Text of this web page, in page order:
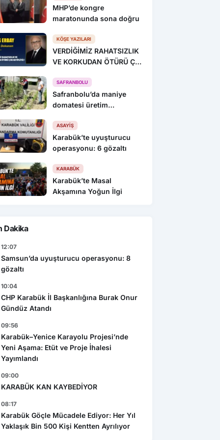
MHP’de kongre
maratonunda sona doğru
KÖŞE YAZILARI
VERDİĞİMİZ RAHATSIZLIK
VE KORKUDAN ÖTÜRÜ ÇOK
SAFRANBOLU
Safranbolu’da maniye
domatesi üretim
ASAYIŞ
Karabük’te uyuşturucu
operasyonu: 6 gözaltı
KARABÜK
Karabük’te Masal
Akşamına Yoğun İlgi
Dakika
12:07
Samsun’da uyuşturucu operasyonu: 8
gözaltı
10:04
CHP Karabük İl Başkanlığına Burak Onur
Gündüz Atandı
09:56
Karabük–Yenice Karayolu Projesi’nde
Yeni Aşama: Etüt ve Proje İhalesi
Yayımlandı
09:00
KARABÜK KAN KAYBEDİYOR
08:17
Karabük Göçle Mücadele Ediyor: Her Yıl
Yaklaşık Bin 500 Kişi Kentten Ayrılıyor